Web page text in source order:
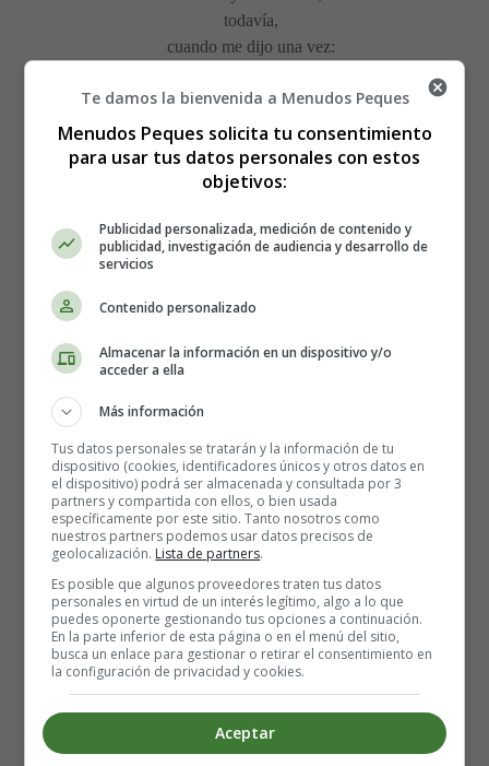
todavía,
cuando me dijo una vez:
las flores tan dulcemente,
cuando las besa el ambiente
sobre su aromada tez?
-Ya lo sabrás más delante
le contesté yo, y una mañana,
la niña pura y hermosa,
me dijo: -¡Ya sé por qué es!
Y la graciosa criatura
se ruborizó y después,
ligera como las aves
que cruzan por la campiña,
corrió hacia el bosque la niña
diciendo: -¡Ya sé por qué es!-
y yo la seguí jadeante,
de ternura y de interés,
y... oí un beso ducle y blando,
que fue a perderse en lo espeso,
diciendo: -¡Ya sé por qué es!
Era muy joven María,
todavía
Te damos la bienvenida a Menudos Peques
Menudos Peques solicita tu consentimiento
para usar tus datos personales con estos
objetivos:
Publicidad personalizada, medición de contenido y
publicidad, investigación de audiencia y desarrollo de
servicios
Contenido personalizado
Almacenar la información en un dispositivo y/o
acceder a ella
Más información
Tus datos personales se tratarán y la información de tu
dispositivo (cookies, identificadores únicos y otros datos en
el dispositivo) podrá ser almacenada y consultada por 3
partners y compartida con ellos, o bien usada
específicamente por este sitio. Tanto nosotros como
nuestros partners podemos usar datos precisos de
geolocalización. Lista de partners.
Es posible que algunos proveedores traten tus datos
personales en virtud de un interés legítimo, algo a lo que
puedes oponerte gestionando tus opciones a continuación.
En la parte inferior de esta página o en el menú del sitio,
busca un enlace para gestionar o retirar el consentimiento en
la configuración de privacidad y cookies.
Aceptar